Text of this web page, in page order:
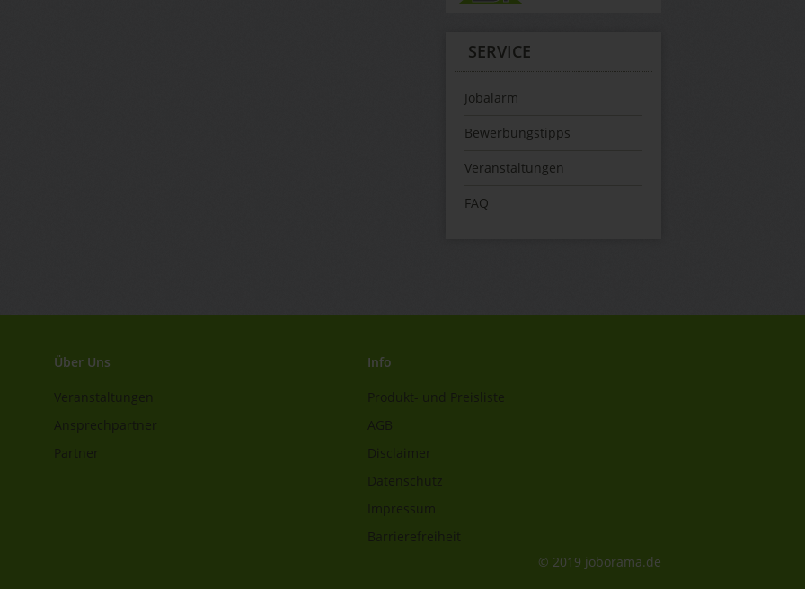
SERVICE
Jobalarm
Bewerbungstipps
Veranstaltungen
FAQ
Über Uns
Veranstaltungen
Ansprechpartner
Partner
Info
Produkt- und Preisliste
AGB
Disclaimer
Datenschutz
Impressum
Barrierefreiheit
© 2019 joborama.de